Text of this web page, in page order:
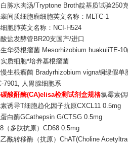
胨水肉汤/Tryptone Broth靛基质试验250
间质细胞瘤细胞英文名称：MLTC-1
细胞肺英文名称：NCI-H524
盐发酵管BR20支国产/进口
华癸根瘤菌 Mesorhizobium huakuiiTE-
实质细胞*培养基根瘤菌
生根瘤菌 Bradyrhizobium vigna铜绿假
7901, 人胃腺细胞系
酸酐酶(CA)elisa检测试剂盒规格氯霉素
诱导T细胞趋化因子抗原CXCL11 0.5mg
白酶GCathepsin G/CTSG 0.5mg
（多肽抗原）CD68 0.5mg
酰转移酶（抗原）ChAT(Choline